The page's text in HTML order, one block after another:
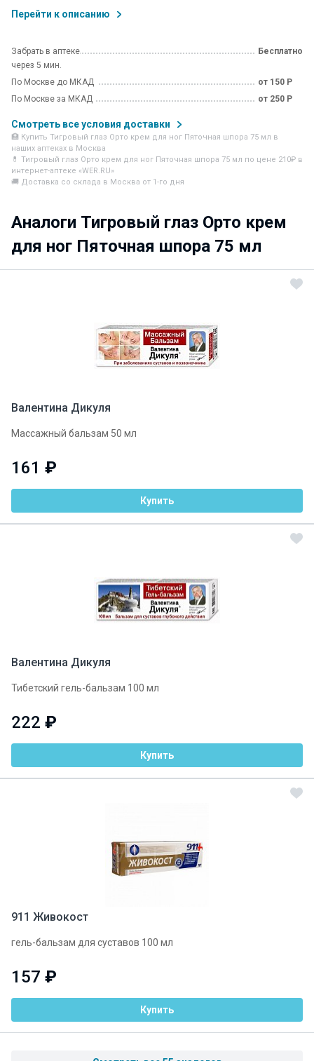
Перейти к описанию
Забрать в аптеке
через 5 мин.
Бесплатно
По Москве до МКАД
от 150 Р
По Москве за МКАД
от 250 Р
Смотреть все условия доставки
🏥 Купить Тигровый глаз Орто крем для ног Пяточная шпора 75 мл в
наших аптеках в Москва
💊 Тигровый глаз Орто крем для ног Пяточная шпора 75 мл по цене 210₽ в
интернет-аптеке «WER.RU»
🚚 Доставка со склада в Москва от 1-го дня
Аналоги Тигровый глаз Орто крем
для ног Пяточная шпора 75 мл
Валентина Дикуля
Массажный бальзам 50 мл
161 ₽
Купить
Валентина Дикуля
Тибетский гель-бальзам 100 мл
222 ₽
Купить
911 Живокост
гель-бальзам для суставов 100 мл
157 ₽
Купить